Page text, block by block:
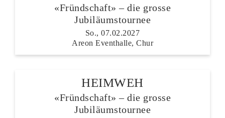
«Fründschaft» – die grosse
Jubiläumstournee
So., 07.02.2027
Areon Eventhalle, Chur
HEIMWEH
«Fründschaft» – die grosse
Jubiläumstournee